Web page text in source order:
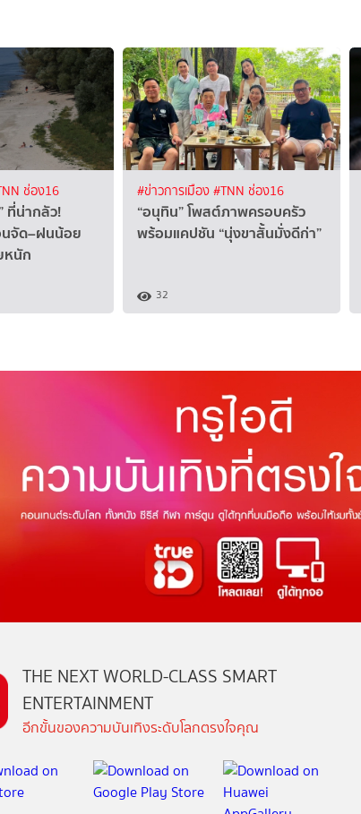
ช่อง16
ที่น่ากลัว!
จัด–ฝนน้อย
หนัก
#ข่าวการเมือง#TNN ช่อง16
“อนุทิน” โพสต์ภาพครอบครัว
พร้อมแคปชัน “นุ่งขาสั้นมั่งดีก่า”
32
THE NEXT WORLD-CLASS SMART
ENTERTAINMENT
อีกขั้นของความบันเทิงระดับโลกตรงใจคุณ